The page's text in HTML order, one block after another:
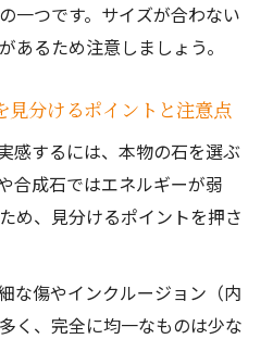
一つです。サイズが合わない
あるため注意しましょう。
見分けるポイントと注意点
感するには、本物の石を選ぶ
合成石ではエネルギーが弱
め、見分けるポイントを押さ
な傷やインクルージョン（内
く、完全に均一なものは少な